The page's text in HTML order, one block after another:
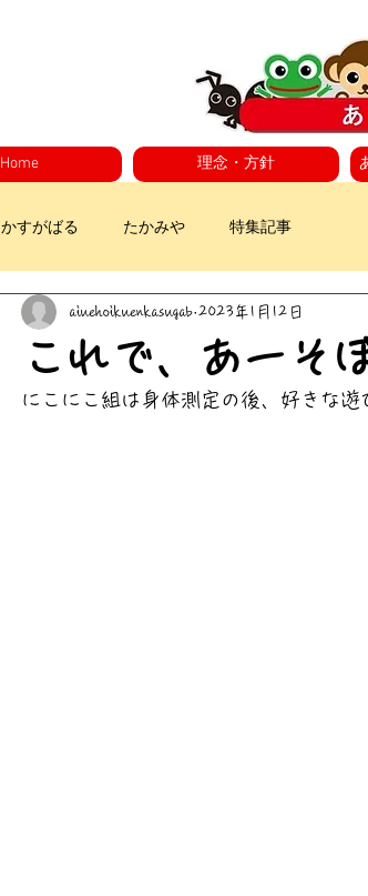
Home 理念・方針
かすがばる たかみや 特集記事
これで、あーそ
aiuehoikuenkasugab 2023年1月12日
にこにこ組は身体測定の後、好きな遊